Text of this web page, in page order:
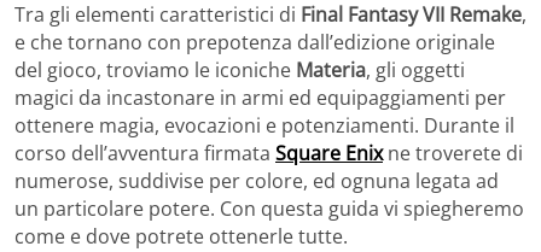
Tra gli elementi caratteristici di Final Fantasy VII Remake,
e che tornano con prepotenza dall’edizione originale
del gioco, troviamo le iconiche Materia, gli oggetti
magici da incastonare in armi ed equipaggiamenti per
ottenere magia, evocazioni e potenziamenti. Durante il
corso dell’avventura firmata Square Enixne troverete di
numerose, suddivise per colore, ed ognuna legata ad
un particolare potere. Con questa guida vi spiegheremo
come e dove potrete ottenerle tutte.